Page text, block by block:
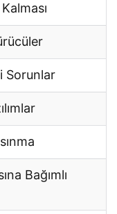
Sorunlar
Bağımlı